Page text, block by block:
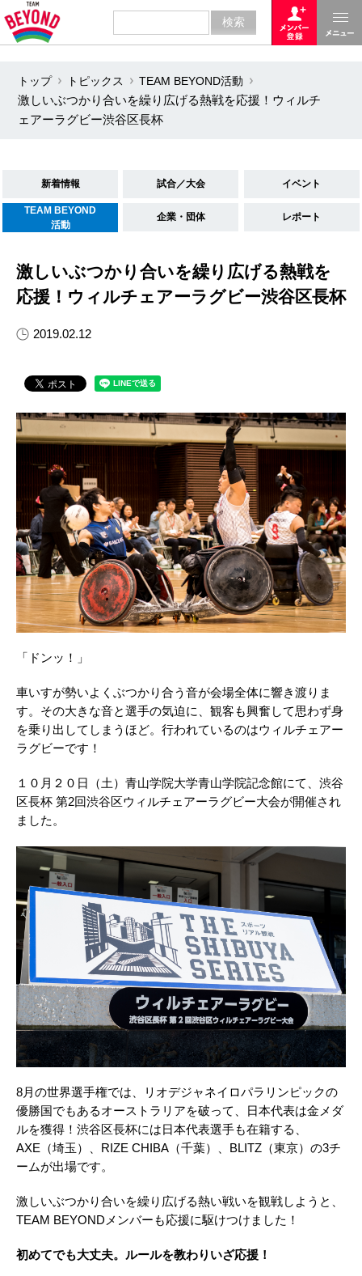
トップ トピックス
TEAM BEYOND活動
激しいぶつかり合いを繰り広げる熱戦を応援！ウィルチ
ェアーラグビー渋谷区長杯
新着情報 試合／大会 イベント
TEAM BEYOND
活動
企業・団体 レポート
激しいぶつかり合いを繰り広げる熱戦を
応援！ウィルチェアーラグビー渋谷区長杯
2019.02.12
「ドンッ！」
車いすが勢いよくぶつかり合う音が会場全体に響き渡りま
す。その大きな音と選手の気迫に、観客も興奮して思わず身
を乗り出してしまうほど。行われているのはウィルチェアー
ラグビーです！
１０月２０日（土）青山学院大学青山学院記念館にて、渋谷
区長杯 第2回渋谷区ウィルチェアーラグビー大会が開催され
ました。
8月の世界選手権では、リオデジャネイロパラリンピックの
優勝国でもあるオーストラリアを破って、日本代表は金メダ
ルを獲得！渋谷区長杯には日本代表選手も在籍する、
AXE（埼玉）、RIZE CHIBA（千葉）、BLITZ（東京）の3チ
ームが出場です。
激しいぶつかり合いを繰り広げる熱い戦いを観戦しようと、
TEAM BEYONDメンバーも応援に駆けつけました！
初めてでも大丈夫。ルールを教わりいざ応援！